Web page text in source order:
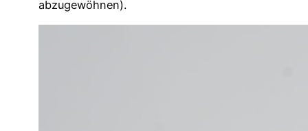
abzugewöhnen).